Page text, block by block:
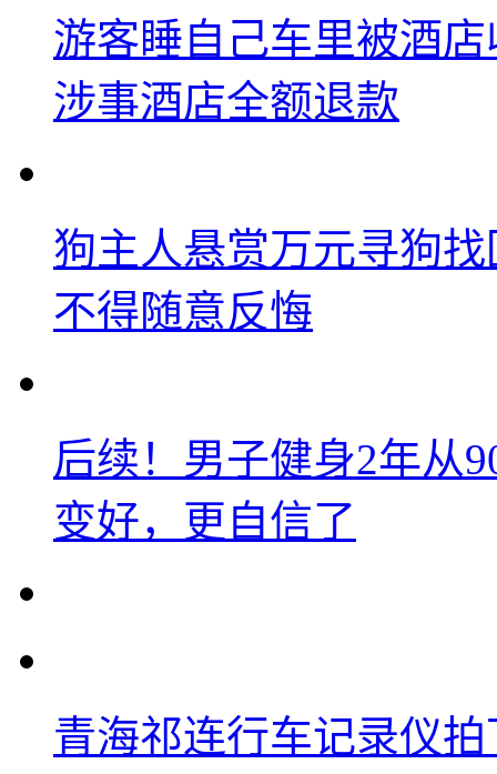
游客睡自己车里被酒
涉事酒店全额退款
狗主人悬赏万元寻狗
不得随意反悔
后续！男子健身2年从
变好，更自信了
青海祁连行车记录仪